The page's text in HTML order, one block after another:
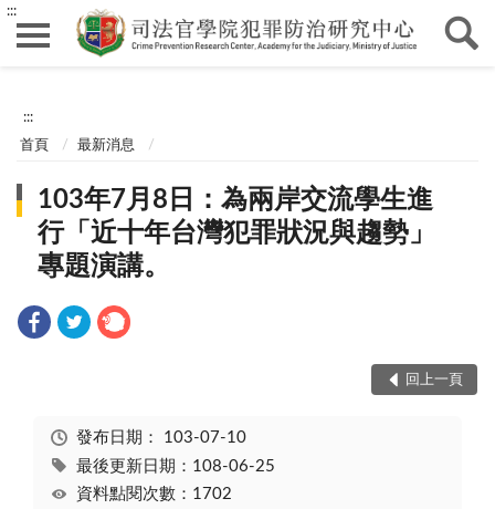
:::
:::
首頁 最新消息
103年7月8日：為兩岸交流學生進
行「近十年台灣犯罪狀況與趨勢」
專題演講。
回上一頁
發布日期： 103-07-10
最後更新日期：108-06-25
資料點閱次數：1702